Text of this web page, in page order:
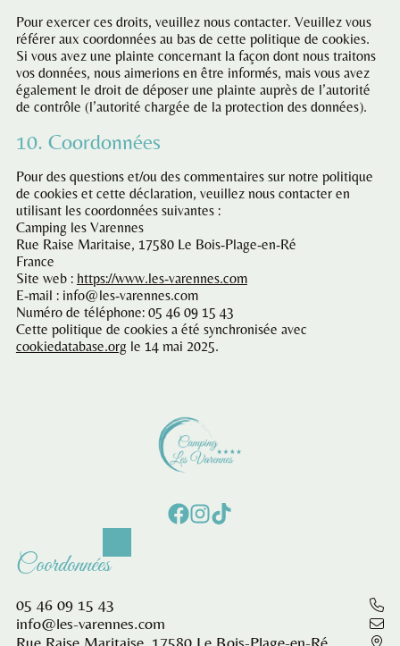
Pour exercer ces droits, veuillez nous contacter. Veuillez vous
référer aux coordonnées au bas de cette politique de cookies.
Si vous avez une plainte concernant la façon dont nous traitons
vos données, nous aimerions en être informés, mais vous avez
également le droit de déposer une plainte auprès de l’autorité
de contrôle (l’autorité chargée de la protection des données).
10. Coordonnées
Pour des questions et/ou des commentaires sur notre politique
de cookies et cette déclaration, veuillez nous contacter en
utilisant les coordonnées suivantes :
Camping les Varennes
Rue Raise Maritaise, 17580 Le Bois-Plage-en-Ré
France
Site web : https://www.les-varennes.com
E-mail : info@les-varennes.com
Numéro de téléphone: 05 46 09 15 43
Cette politique de cookies a été synchronisée avec
cookiedatabase.org le 14 mai 2025.
Coordonnées
05 46 09 15 43
info@les-varennes.com